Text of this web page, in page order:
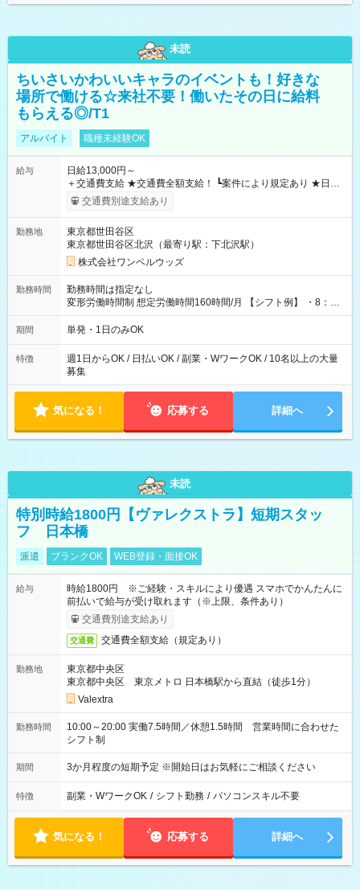
未読
ちいさいかわいいキャラのイベントも！好きな
場所で働ける☆来社不要！働いたその日に給料
もらえる◎/T1
アルバイト 職種未経験OK
給与
日給13,000円～
＋交通費支給 ★交通費全額支給！ ┗案件により規定あり ★日払
いOK！（規定あり） ┗働いたその日に現金GET♪ お仕事後はコ
ンビニATMから 日払い分を引き落とせます！ 【試用期間】試
交通費別途支給あり
勤務地
東京都世田谷区
東京都世田谷区北沢（最寄り駅：下北沢駅）
株式会社ワンベルウッズ
勤務時間
勤務時間は指定なし
変形労働時間制 想定労働時間160時間/月 【シフト例】 ・8：00
～21：00
期間 単発・1日のみOK
特徴
週1日からOK / 日払いOK / 副業・WワークOK / 10名以上の大量
募集
気になる！ 応募する 詳細へ
未読
特別時給1800円【ヴァレクストラ】短期スタッ
フ 日本橋
派遣 ブランクOK WEB登録・面接OK
給与
時給1800円 ※ご経験・スキルにより優遇 スマホでかんたんに
前払いで給与が受け取れます（※上限、条件あり）
交通費別途支給あり
交通費 交通費全額支給（規定あり）
勤務地
東京都中央区
東京都中央区 東京メトロ 日本橋駅から直結（徒歩1分）
Valextra
勤務時間
10:00～20:00 実働7.5時間／休憩1.5時間 営業時間に合わせた
シフト制
期間 3か月程度の短期予定 ※開始日はお気軽にご相談ください
特徴 副業・WワークOK / シフト勤務 / パソコンスキル不要
気になる！ 応募する 詳細へ